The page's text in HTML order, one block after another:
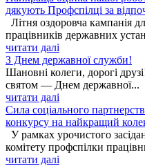
дякують Профспілці за
Літня оздоровча кампанія
працівників державних
читати далі
З Днем державної служби!
Шановні колеги, дорогі
святом — Днем державної...
читати далі
Сила соціального
конкурсу на найкращий
У рамках урочистого
комітету профспілки
читати далі